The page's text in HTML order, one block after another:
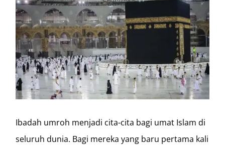
Ibadah umroh menjadi cita-cita bagi umat Islam di
seluruh dunia. Bagi mereka yang baru pertama kali